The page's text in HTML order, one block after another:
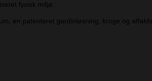
fysisk miljø.
en patenteret gardinløsning, kroge og